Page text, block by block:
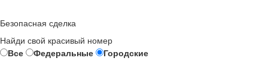
Безопасная сделка
Найди свой красивый номер
Все
Федеральные
Городские